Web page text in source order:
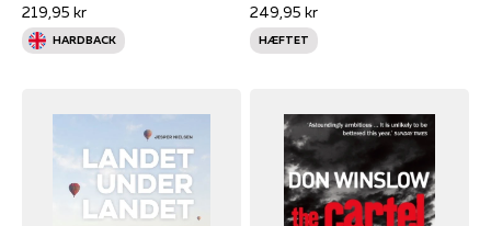
219,95 kr
HARDBACK
249,95 kr
HÆFTET